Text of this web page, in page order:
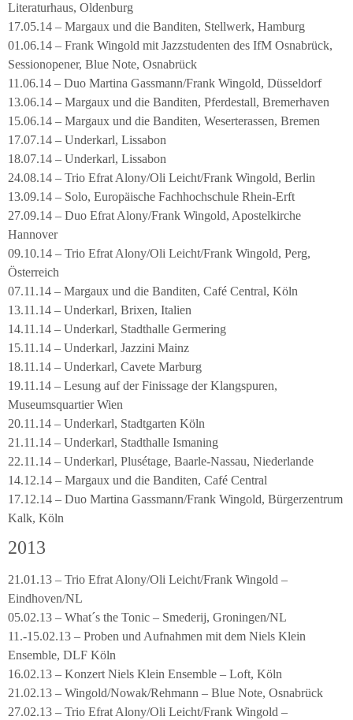
Literaturhaus, Oldenburg
17.05.14 – Margaux und die Banditen, Stellwerk, Hamburg
01.06.14 – Frank Wingold mit Jazzstudenten des IfM Osnabrück,
Sessionopener, Blue Note, Osnabrück
11.06.14 – Duo Martina Gassmann/Frank Wingold, Düsseldorf
13.06.14 – Margaux und die Banditen, Pferdestall, Bremerhaven
15.06.14 – Margaux und die Banditen, Weserterassen, Bremen
17.07.14 – Underkarl, Lissabon
18.07.14 – Underkarl, Lissabon
24.08.14 – Trio Efrat Alony/Oli Leicht/Frank Wingold, Berlin
13.09.14 – Solo, Europäische Fachhochschule Rhein-Erft
27.09.14 – Duo Efrat Alony/Frank Wingold, Apostelkirche
Hannover
09.10.14 – Trio Efrat Alony/Oli Leicht/Frank Wingold, Perg,
Österreich
07.11.14 – Margaux und die Banditen, Café Central, Köln
13.11.14 – Underkarl, Brixen, Italien
14.11.14 – Underkarl, Stadthalle Germering
15.11.14 – Underkarl, Jazzini Mainz
18.11.14 – Underkarl, Cavete Marburg
19.11.14 – Lesung auf der Finissage der Klangspuren,
Museumsquartier Wien
20.11.14 – Underkarl, Stadtgarten Köln
21.11.14 – Underkarl, Stadthalle Ismaning
22.11.14 – Underkarl, Plusétage, Baarle-Nassau, Niederlande
14.12.14 – Margaux und die Banditen, Café Central
17.12.14 – Duo Martina Gassmann/Frank Wingold, Bürgerzentrum
Kalk, Köln
2013
21.01.13 – Trio Efrat Alony/Oli Leicht/Frank Wingold –
Eindhoven/NL
05.02.13 – What´s the Tonic – Smederij, Groningen/NL
11.-15.02.13 – Proben und Aufnahmen mit dem Niels Klein
Ensemble, DLF Köln
16.02.13 – Konzert Niels Klein Ensemble – Loft, Köln
21.02.13 – Wingold/Nowak/Rehmann – Blue Note, Osnabrück
27.02.13 – Trio Efrat Alony/Oli Leicht/Frank Wingold –